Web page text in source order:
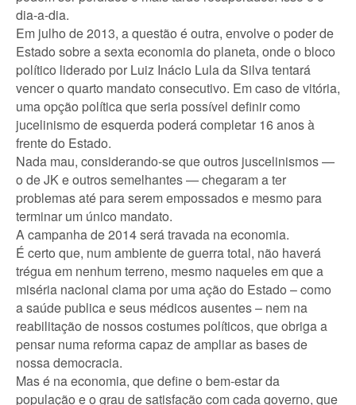
dia-a-dia.
Em julho de 2013, a questão é outra, envolve o poder de
Estado sobre a sexta economia do planeta, onde o bloco
político liderado por Luiz Inácio Lula da Silva tentará
vencer o quarto mandato consecutivo. Em caso de vitória,
uma opção política que seria possível definir como
jucelinismo de esquerda poderá completar 16 anos à
frente do Estado.
Nada mau, considerando-se que outros juscelinismos —
o de JK e outros semelhantes — chegaram a ter
problemas até para serem empossados e mesmo para
terminar um único mandato.
A campanha de 2014 será travada na economia.
É certo que, num ambiente de guerra total, não haverá
trégua em nenhum terreno, mesmo naqueles em que a
miséria nacional clama por uma ação do Estado – como
a saúde publica e seus médicos ausentes – nem na
reabilitação de nossos costumes políticos, que obriga a
pensar numa reforma capaz de ampliar as bases de
nossa democracia.
Mas é na economia, que define o bem-estar da
população e o grau de satisfação com cada governo, que